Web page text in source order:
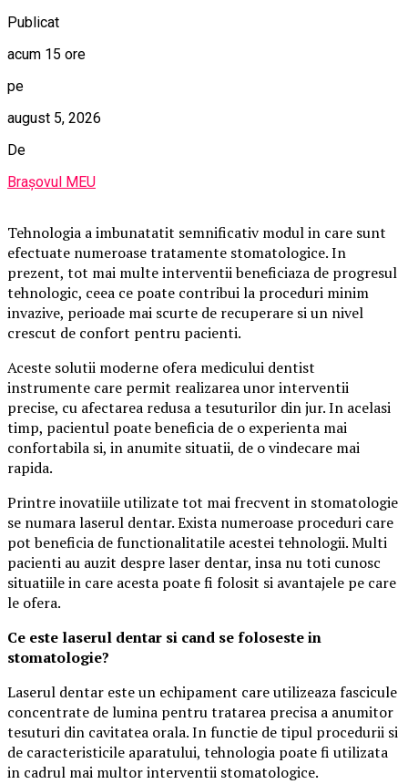
Publicat
acum 15 ore
pe
august 5, 2026
De
Brașovul MEU
Tehnologia a imbunatatit semnificativ modul in care sunt
efectuate numeroase tratamente stomatologice. In
prezent, tot mai multe interventii beneficiaza de progresul
tehnologic, ceea ce poate contribui la proceduri minim
invazive, perioade mai scurte de recuperare si un nivel
crescut de confort pentru pacienti.
Aceste solutii moderne ofera medicului dentist
instrumente care permit realizarea unor interventii
precise, cu afectarea redusa a tesuturilor din jur. In acelasi
timp, pacientul poate beneficia de o experienta mai
confortabila si, in anumite situatii, de o vindecare mai
rapida.
Printre inovatiile utilizate tot mai frecvent in stomatologie
se numara laserul dentar. Exista numeroase proceduri care
pot beneficia de functionalitatile acestei tehnologii. Multi
pacienti au auzit despre laser dentar, insa nu toti cunosc
situatiile in care acesta poate fi folosit si avantajele pe care
le ofera.
Ce este laserul dentar si cand se foloseste in
stomatologie?
Laserul dentar este un echipament care utilizeaza fascicule
concentrate de lumina pentru tratarea precisa a anumitor
tesuturi din cavitatea orala. In functie de tipul procedurii si
de caracteristicile aparatului, tehnologia poate fi utilizata
in cadrul mai multor interventii stomatologice.